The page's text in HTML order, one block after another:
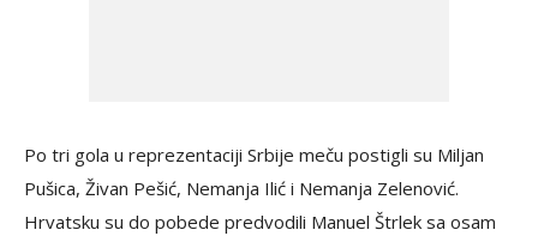
Po tri gola u reprezentaciji Srbije meču postigli su Miljan
Pušica, Živan Pešić, Nemanja Ilić i Nemanja Zelenović.
Hrvatsku su do pobede predvodili Manuel Štrlek sa osam